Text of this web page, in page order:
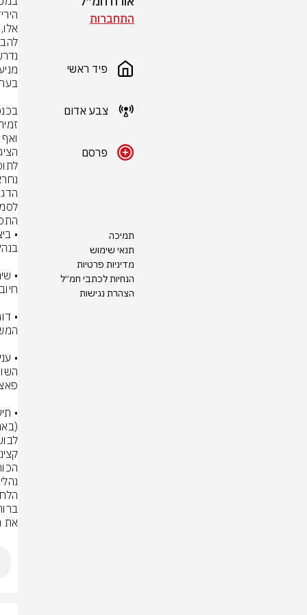
התחברות
פיד ראשי
צבע אדום
פרסם
תמיכה
תנאי שימוש
מדיניות פרטיות
הנחיות לכתבי חמ״ל
הצהרת נגישות
את